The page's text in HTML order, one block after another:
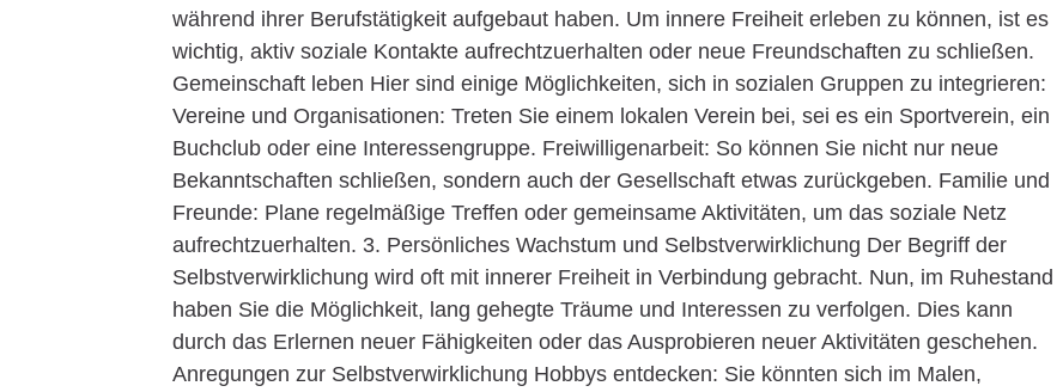
während ihrer Berufstätigkeit aufgebaut haben. Um innere Freiheit erleben zu können, ist es
wichtig, aktiv soziale Kontakte aufrechtzuerhalten oder neue Freundschaften zu schließen.
Gemeinschaft leben Hier sind einige Möglichkeiten, sich in sozialen Gruppen zu integrieren:
Vereine und Organisationen: Treten Sie einem lokalen Verein bei, sei es ein Sportverein, ein
Buchclub oder eine Interessengruppe. Freiwilligenarbeit: So können Sie nicht nur neue
Bekanntschaften schließen, sondern auch der Gesellschaft etwas zurückgeben. Familie und
Freunde: Plane regelmäßige Treffen oder gemeinsame Aktivitäten, um das soziale Netz
aufrechtzuerhalten. 3. Persönliches Wachstum und Selbstverwirklichung Der Begriff der
Selbstverwirklichung wird oft mit innerer Freiheit in Verbindung gebracht. Nun, im Ruhestand
haben Sie die Möglichkeit, lang gehegte Träume und Interessen zu verfolgen. Dies kann
durch das Erlernen neuer Fähigkeiten oder das Ausprobieren neuer Aktivitäten geschehen.
Anregungen zur Selbstverwirklichung Hobbys entdecken: Sie könnten sich im Malen,